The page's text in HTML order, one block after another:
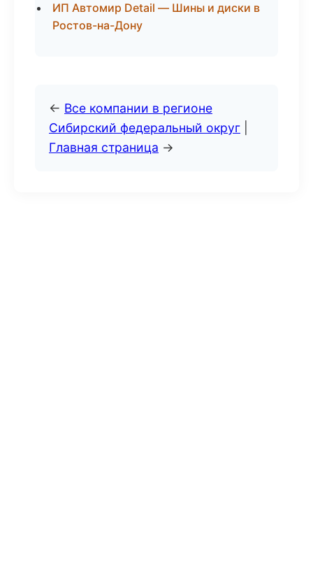
ИП Автомир Detail — Шины и диски в
Ростов-на-Дону
← Все компании в регионе
Сибирский федеральный округ
Главная страница →